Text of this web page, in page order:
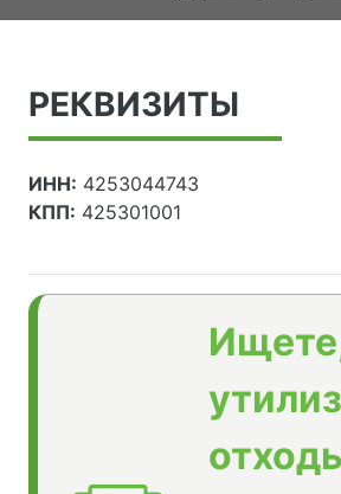
РЕКВИЗИТЫ
ИНН: 4253044743
КПП: 425301001